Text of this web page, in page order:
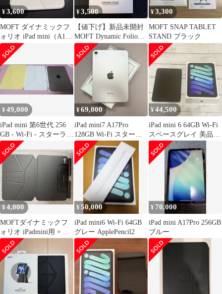
¥3,600
MOFT ダイナミックフ
ォリオ iPad mini（A17
Pro）用
¥3,500
【値下げ】新品未開封
MOFT Dynamic Folio
iPad mini用
¥3,300
MOFT SNAP TABLET
STAND ブラック
¥49,000
iPad mini 第6世代 256
GB - Wi-Fi - スターライ
ト
¥69,000
iPad mini7 A17Pro
128GB Wi-Fi スターラ
イト 美品
¥44,500
iPad mini 6 64GB Wi-Fi
スペースグレイ 美品
おまけ付
¥4,000
MOFTダイナミックフ
ォリオ iPadmini用 + ペ
ンホルダー 箱無し
¥50,000
iPad mini6 Wi-Fi 64GB
グレー ApplePencil2
¥ 70,000
iPad mini A17Pro 256GB
ブルー